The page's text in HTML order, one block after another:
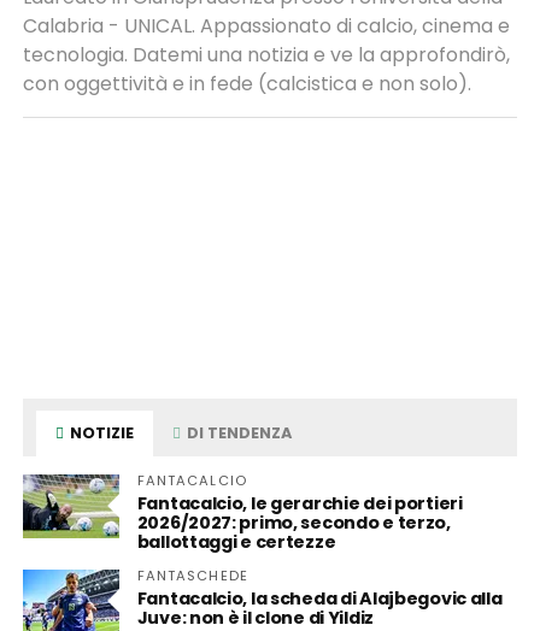
Calabria - UNICAL. Appassionato di calcio, cinema e
tecnologia. Datemi una notizia e ve la approfondirò,
con oggettività e in fede (calcistica e non solo).
NOTIZIE DI TENDENZA
FANTACALCIO
Fantacalcio, le gerarchie dei portieri
2026/2027: primo, secondo e terzo,
ballottaggi e certezze
FANTASCHEDE
Fantacalcio, la scheda di Alajbegovic alla
Juve: non è il clone di Yildiz